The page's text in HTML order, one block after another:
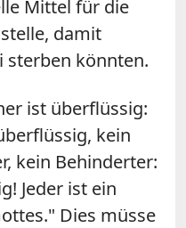
Mittel für die
damit
sterben könnten.
ist überflüssig:
kein
kein Behinderter:
Jeder ist ein
Dies müsse